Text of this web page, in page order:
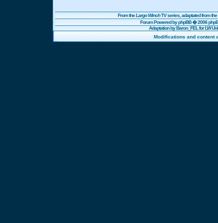
From theLargo WinchTV series, adaptated from
Forum Powered byphpBB� 2006
Adaptation by Baron_FEL for LW
Modifications and content